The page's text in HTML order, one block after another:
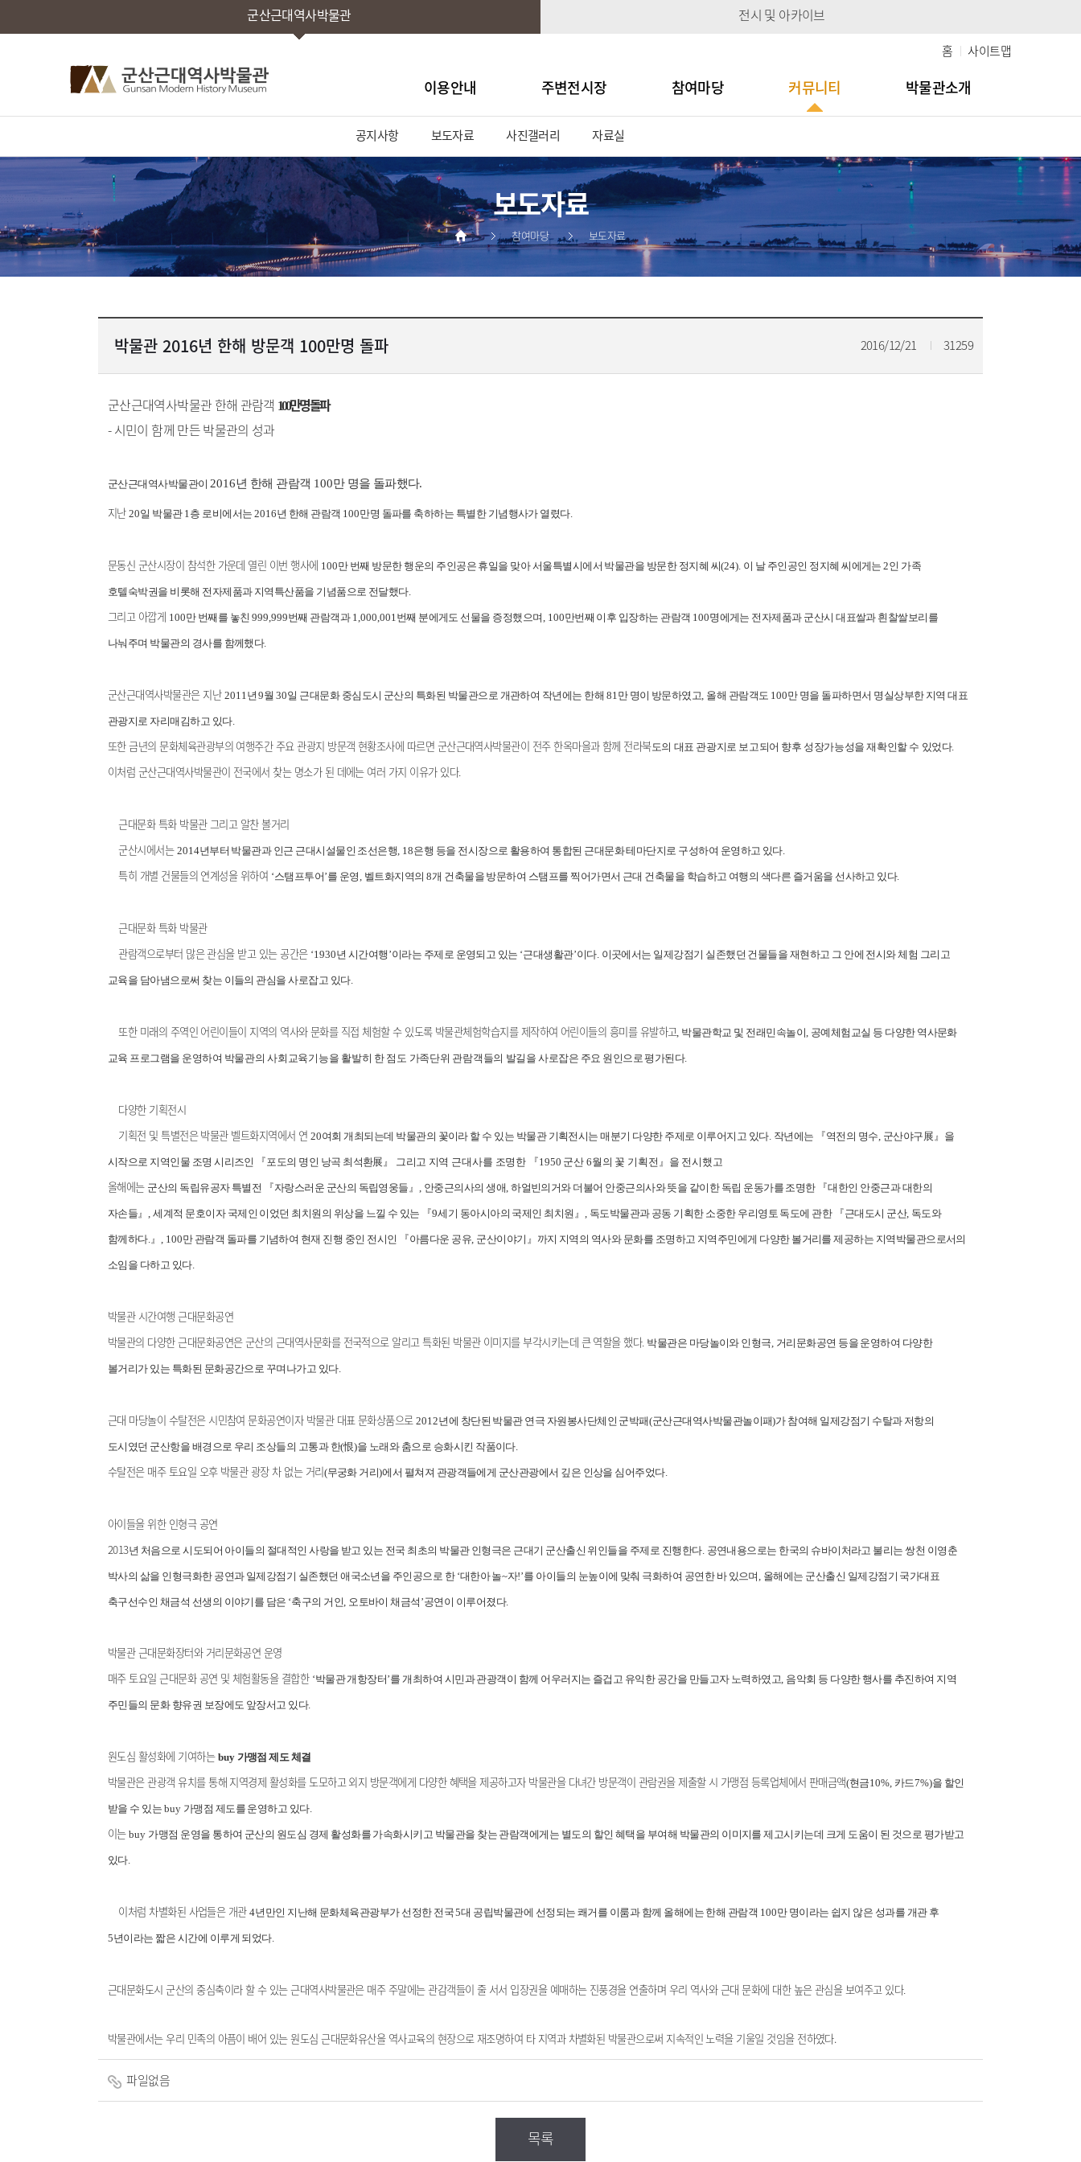
군산근대역사박물관 전시 및 아카이브
홈 사이트맵
이용안내 주변전시장 참여마당 커뮤니티 박물관소개
공지사항 보도자료 사진갤러리 자료실
보도자료
참여마당 보도자료
박물관 2016년 한해 방문객 100만명 돌파 2016/12/21 31259
군산근대역사박물관 한해 관람객 100만명 돌파
-시민이 함께 만든 박물관의 성과
군산근대역사박물관이2016년 한해 관람객 100만 명을 돌파했다.
지난20일 박물관 1층 로비에서는 2016년 한해 관람객 100만명 돌파를 축하하는 특별한 기념행사가 열렸다.
문동신 군산시장이 참석한 가운데 열린 이번 행사에 100만 번째 방문한 행운의 주인공은 휴일을 맞아 서울특별시에서 박물관을 방문한 정지혜 씨(24). 이 날 주인공인 정지혜 씨에게는2인 가족
호텔숙박권을 비롯해 전자제품과 지역특산품을 기념품으로 전달했다.
그리고 아깝게 100만 번째를 놓친 999,999번째 관람객과 1,000,001번째 분에게도 선물을 증정했으며, 100만번째 이후 입장하는 관람객 100명에게는 전자제품과 군산시 대표쌀과 흰찰쌀보리를
나눠주며 박물관의 경사를 함께했다.
군산근대역사박물관은 지난 2011년9월30일 근대문화 중심도시 군산의 특화된 박물관으로 개관하여 작년에는 한해 81만 명이 방문하였고, 올해 관람객도 100만 명을 돌파하면서 명실상부한 지역 대표
관광지로 자리매김하고 있다.
또한 금년의 문화체육관광부의 여행주간 주요 관광지 방문객 현황조사에 따르면 군산근대역사박물관이 전주 한옥마을과 함께 전라북도의 대표 관광지로 보고되어 향후 성장가능성을 재확인할 수 있었다.
이처럼 군산근대역사박물관이 전국에서 찾는 명소가 된 데에는 여러 가지 이유가 있다.
근대문화 특화 박물관 그리고 알찬 볼거리
군산시에서는 2014년부터 박물관과 인근 근대시설물인 조선은행, 18은행 등을 전시장으로 활용하여 통합된 근대문화 테마단지로 구성하여 운영하고 있다.
특히 개별 건물들의 연계성을 위하여 ‘스탬프투어’를 운영, 벨트화지역의8개 건축물을 방문하여 스탬프를 찍어가면서 근대 건축물을 학습하고 여행의 색다른 즐거움을 선사하고 있다.
근대문화 특화 박물관
관람객으로부터 많은 관심을 받고 있는 공간은 ‘1930년 시간여행 ’이라는 주제로 운영되고 있는 ‘근대생활관’이다. 이곳에서는 일제강점기 실존했던 건물들을 재현하고 그 안에 전시와 체험 그리고
교육을 담아냄으로써 찾는 이들의 관심을 사로잡고 있다.
또한 미래의 주역인 어린이들이 지역의 역사와 문화를 직접 체험할 수 있도록 박물관체험학습지를 제작하여 어린이들의 흥미를 유발하고, 박물관학교 및 전래민속놀이, 공예체험교실 등 다양한 역사문화
교육 프로그램을 운영하여 박물관의 사회교육기능을 활발히 한 점도 가족단위 관람객들의 발길을 사로잡은 주요 원인으로 평가된다.
다양한 기획전시
기획전 및 특별전은 박물관 벨트화지역에서 연 20여회 개최되는데 박물관의 꽃이라 할 수 있는 박물관 기획전시는 매분기 다양한 주제로 이루어지고 있다. 작년에는 『역전의 명수, 군산야구展』 을
시작으로 지역인물 조명 시리즈인 『포도의 명인 낭곡 최석환展』 그리고 지역 근대사를 조명한 『1950 군산 6월의 꽃 기획전 』 을 전시했고
올해에는 군산의 독립유공자 특별전 『자랑스러운 군산의 독립영웅들』 , 안중근의사의 생애,하얼빈의거와 더불어 안중근의사와 뜻을 같이한 독립 운동가를 조명한 『대한인 안중근과 대한의
자손들』,세계적 문호이자 국제인 이었던 최치원의 위상을 느낄 수 있는 『9세기 동아시아의 국제인 최치원 』 , 독도박물관과 공동 기획한 소중한 우리영토 독도에 관한 『근대도시 군산, 독도와
함께하다.』 , 100만 관람객 돌파를 기념하여 현재 진행 중인 전시인 『아름다운 공유, 군산이야기 』 까지 지역의 역사와 문화를 조명하고 지역주민에게 다양한 볼거리를 제공하는 지역박물관으로서의
소임을 다하고 있다.
박물관 시간여행 근대문화공연
박물관의 다양한 근대문화공연은 군산의 근대역사문화를 전국적으로 알리고 특화된 박물관 이미지를 부각시키는데 큰 역할을 했다. 박물관은 마당놀이와 인형극, 거리문화공연 등을 운영하여 다양한
볼거리가 있는 특화된 문화공간으로 꾸며나가고 있다.
근대 마당놀이 수탈전은 시민참여 문화공연이자 박물관 대표 문화상품으로2012년에 창단된 박물관 연극 자원봉사단체인 군박패(군산근대역사박물관놀이패)가 참여해 일제강점기 수탈과 저항의
도시였던 군산항을 배경으로 우리 조상들의 고통과 한(恨)을 노래와 춤으로 승화시킨 작품이다.
수탈전은 매주 토요일 오후 박물관 광장 차 없는 거리(무궁화 거리)에서 펼쳐져 관광객들에게 군산관광에서 깊은 인상을 심어주었다.
아이들을 위한 인형극 공연
2013년 처음으로 시도되어 아이들의 절대적인 사랑을 받고 있는 전국 최초의 박물관 인형극은 근대기 군산출신 위인들을 주제로 진행한다. 공연내용으로는 한국의 슈바이처라고 불리는 쌍천 이영춘
박사의 삶을 인형극화한 공연과 일제강점기 실존했던 애국소년을 주인공으로 한 ‘대한아 놀~자!’를 아이들의 눈높이에 맞춰 극화하여 공연한 바 있으며, 올해에는 군산출신 일제강점기 국가대표
축구선수인 채금석 선생의 이야기를 담은 ‘축구의 거인, 오토바이 채금석 ’공연이 이루어졌다.
박물관 근대문화장터와 거리문화공연 운영
매주 토요일 근대문화 공연 및 체험활동을 결합한 ‘박물관 개항장터’를 개최하여 시민과 관광객이 함께 어우러지는 즐겁고 유익한 공간을 만들고자 노력하였고, 음악회 등 다양한 행사를 추진하여 지역
주민들의 문화 향유권 보장에도 앞장서고 있다.
원도심 활성화에 기여하는 buy 가맹점 제도 체결
박물관은 관광객 유치를 통해 지역경제 활성화를 도모하고 외지 방문객에게 다양한 혜택을 제공하고자 박물관을 다녀간 방문객이 관람권을 제출할 시 가맹점 등록업체에서 판매금액(현금10%, 카드7%)을 할인
받을 수 있는 buy 가맹점 제도를 운영하고 있다.
이는buy 가맹점 운영을 통하여 군산의 원도심 경제 활성화를 가속화시키고 박물관을 찾는 관람객에게는 별도의 할인 혜택을 부여해 박물관의 이미지를 제고시키는데 크게 도움이 된 것으로 평가받고
있다.
이처럼 차별화된 사업들은 개관4년만인 지난해 문화체육관광부가 선정한 전국5대 공립박물관에 선정되는 쾌거를 이룸과 함께 올해에는 한해 관람객 100만 명이라는 쉽지 않은 성과를 개관 후
5년이라는 짧은 시간에 이루게 되었다.
근대문화도시 군산의 중심축이라 할 수 있는 근대역사박물관은 매주 주말에는 관감객들이 줄 서서 입장권을 예매하는 진풍경을 연출하며 우리 역사와 근대 문화에 대한 높은 관심을 보여주고 있다.
박물관에서는 우리 민족의 아픔이 배어 있는 원도심 근대문화유산을 역사교육의 현장으로 재조명하여 타 지역과 차별화된 박물관으로써 지속적인 노력을 기울일 것임을 전하였다.
파일없음
목록